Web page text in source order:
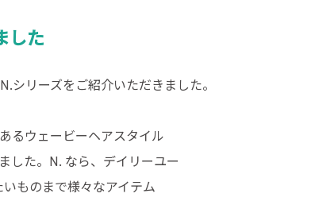
した
シリーズをご紹介いただきました。
るウェービーヘアスタイル
した。N. なら、デイリーユー
ものまで様々なアイテム